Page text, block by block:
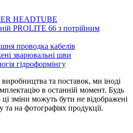
HEADTUBE
PROLITE 66 з потрійним
проводка кабелів
зварювальні шви
гідроформінгу
та поставок, ми іноді
в останній момент. Будь
зміни можуть бути не відображені
та на фотографіях продукції.